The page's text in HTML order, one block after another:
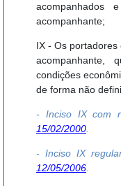
acompanhados
acompanhante;
IX - Os
acompanhante,
condições
de forma não
- Inciso IX com
15/02/2000
- Inciso IX
12/05/2006